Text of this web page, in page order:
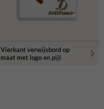
Vierkant verwijsbord op
maat met logo en pijl